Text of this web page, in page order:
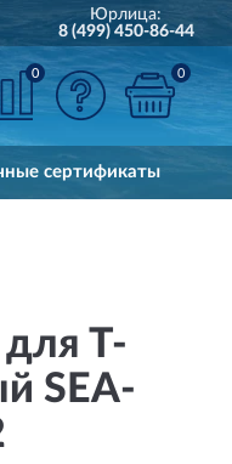
ПО ВСЕЙ РОССИИ
Юрлица:
8 (499) 450-86-44
0 0
сертификаты
для Т-
SEA-